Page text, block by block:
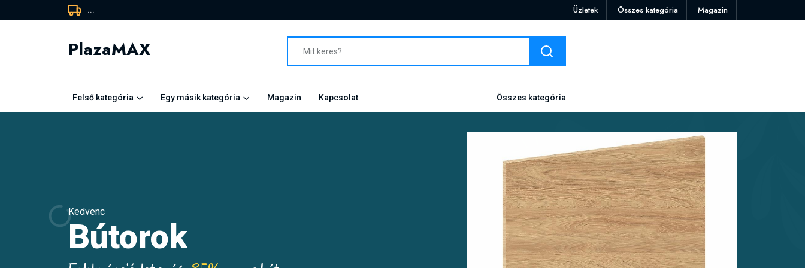
... Üzletek Összes kategória Magazin
PlazaMAX
Felső kategória Egy másik kategória Magazin Kapcsolat Összes kategória
Kedvenc
Pulóverek
Kedvenc
Bútorok
Kedvenc
Pólók
Kedvenc
Pulóverek
Kedvenc
Bútorok